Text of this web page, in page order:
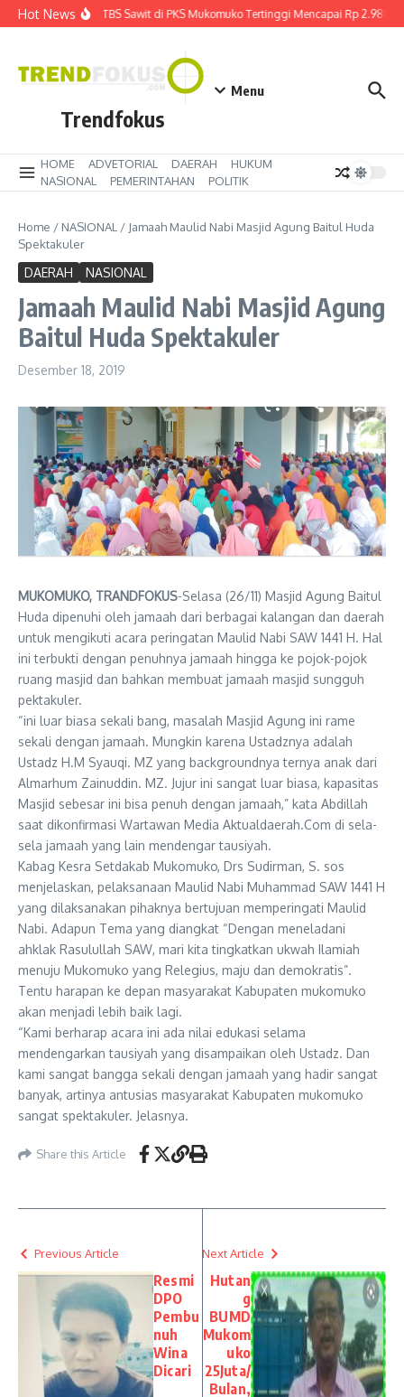
Lewati ke konten
Hot NewsHarga TBS Sawit di PKS Mukomuko Tertinggi Mencapai Rp 2.980 kg
Trendfokus
Menu
HOME ADVETORIAL DAERAH
HUKUM
NASIONAL
PEMERINTAHAN POLITIK
Home / NASIONAL / Jamaah Maulid Nabi Masjid Agung Baitul Huda
Spektakuler
DAERAH NASIONAL
Jamaah Maulid Nabi Masjid Agung
Baitul Huda Spektakuler
Desember 18, 2019
MUKOMUKO, TRANDFOKUS-Selasa (26/11) Masjid Agung Baitul
Huda dipenuhi oleh jamaah dari berbagai kalangan dan daerah
untuk mengikuti acara peringatan Maulid Nabi SAW 1441 H. Hal
ini terbukti dengan penuhnya jamaah hingga ke pojok-pojok
ruang masjid dan bahkan membuat jamaah masjid sungguh
pektakuler.
“ini luar biasa sekali bang, masalah Masjid Agung ini rame
sekali dengan jamaah. Mungkin karena Ustadznya adalah
Ustadz H.M Syauqi. MZ yang backgroundnya ternya anak dari
Almarhum Zainuddin. MZ. Jujur ini sangat luar biasa, kapasitas
Masjid sebesar ini bisa penuh dengan jamaah,” kata Abdillah
saat dikonfirmasi Wartawan Media Aktualdaerah.Com di sela-
sela jamaah yang lain mendengar tausiyah.
Kabag Kesra Setdakab Mukomuko, Drs Sudirman, S. sos
menjelaskan, pelaksanaan Maulid Nabi Muhammad SAW 1441 H
yang dilaksanakan pihaknya bertujuan memperingati Maulid
Nabi. Adapun Tema yang diangkat “Dengan meneladani
ahklak Rasulullah SAW, mari kita tingkatkan ukwah Ilamiah
menuju Mukomuko yang Relegius, maju dan demokratis”.
Tentu harapan ke depan masyarakat Kabupaten mukomuko
akan menjadi lebih baik lagi.
“Kami berharap acara ini ada nilai edukasi selama
mendengarkan tausiyah yang disampaikan oleh Ustadz. Dan
kami sangat bangga sekali dengan jamaah yang hadir sangat
banyak, artinya antusias masyarakat Kabupaten mukomuko
sangat spektakuler. Jelasnya.
Share this Article
Previous Article
Resmi
DPO
Pembu
nuh
Wina
Dicari
Next Article
Hutan
g
BUMD
Mukom
uko
25Juta/
Bulan,